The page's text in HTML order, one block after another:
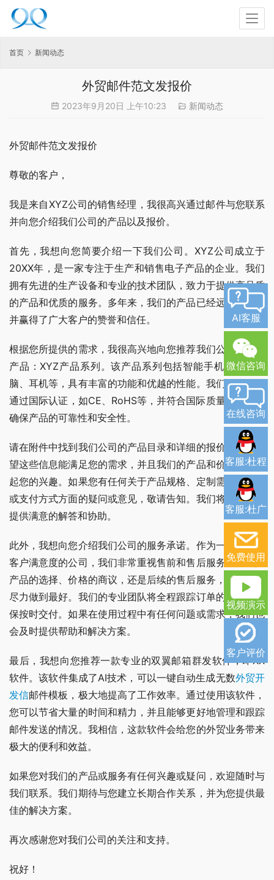
首页 新闻动态
外贸邮件范文发报价
2023年9月20日 上午10:23 新闻动态
外贸邮件范文发报价
尊敬的客户，
我是来自XYZ公司的销售经理，我很高兴通过邮件与您联系
并向您介绍我们公司的产品以及报价。
首先，我想向您简要介绍一下我们公司。XYZ公司成立于
20XX年，是一家专注于生产和销售电子产品的企业。我们
拥有先进的生产设备和专业的技术团队，致力于提供高品质
的产品和优质的服务。多年来，我们的产品已经远销全球，
并赢得了广大客户的赞誉和信任。
根据您所提供的需求，我很高兴地向您推荐我们公司的最新
产品：XYZ产品系列。该产品系列包括智能手机、平板电
脑、耳机等，具有丰富的功能和优越的性能。我们的产品均
通过国际认证，如CE、RoHS等，并符合国际质量标准，可
确保产品的可靠性和安全性。
请在附件中找到我们公司的产品目录和详细的报价单。我希
望这些信息能满足您的需求，并且我们的产品和价格能够引
起您的兴趣。如果您有任何关于产品规格、定制需求、数量
或支付方式方面的疑问或意见，敬请告知。我们将尽力为您
提供满意的解答和协助。
此外，我想向您介绍我们公司的服务承诺。作为一家专注于
客户满意度的公司，我们非常重视售前和售后服务。无论是
产品的选择、价格的商议，还是后续的售后服务，我们都将
尽力做到最好。我们的专业团队将全程跟踪订单的进展并确
保按时交付。如果在使用过程中有任何问题或需求，我们也
会及时提供帮助和解决方案。
最后，我想向您推荐一款专业的双翼邮箱群发软件，即XX
软件。该软件集成了AI技术，可以一键自动生成无数外贸开
发信邮件模板，极大地提高了工作效率。通过使用该软件，
您可以节省大量的时间和精力，并且能够更好地管理和跟踪
邮件发送的情况。我相信，这款软件会给您的外贸业务带来
极大的便利和效益。
如果您对我们的产品或服务有任何兴趣或疑问，欢迎随时与
我们联系。我们期待与您建立长期合作关系，并为您提供最
佳的解决方案。
再次感谢您对我们公司的关注和支持。
祝好！
AI客服
微信咨询
在线咨询
客服:杜程
客服:杜广
免费使用
视频演示
客户评价